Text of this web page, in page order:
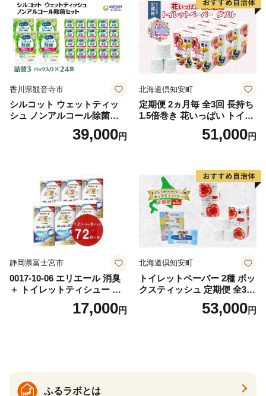
香川県観音寺市
シルコット ウェットティッ
シュ ノンアルコール除菌詰
替（43枚×3P）×24袋 日用品
おもちゃ 拭き取り 手拭き 外
39,000円
北海道倶知安町
定期便 2ヵ月毎 全3回 長持ち
1.5倍巻き 花いっぱい トイレ
ットペーパー ダブル 45ｍ 計
72ロール 全18種 花柄 プリン
ー 消耗品 備蓄 送料無料 北海
道 倶知安町 日用品
51,000円
静岡県富士宮市
0017-10-06 エリエール 消臭
＋ トイレットティシュー し
っかり香るフレッシュクリア
の香り ダブル 12ロール×6パ
17,000円
北海道倶知安町
トイレットペーパー 2種 ボッ
クスティッシュ 定期便 全3
回 日本製 まとめ買い 防災
常備品 日用雑貨 消耗品 生活
53,000円
ふるラボとは